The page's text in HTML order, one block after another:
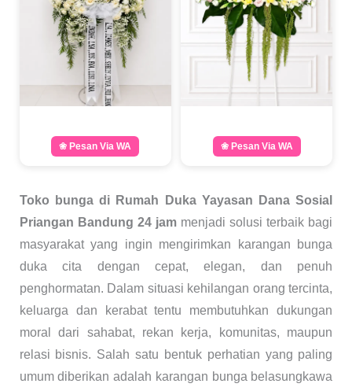
❀ Pesan Via WA ❀ Pesan Via WA
Toko bunga di Rumah Duka Yayasan Dana Sosial
Priangan Bandung 24 jammenjadi solusi terbaik bagi
masyarakat yang ingin mengirimkan karangan bunga
duka cita dengan cepat, elegan, dan penuh
penghormatan. Dalam situasi kehilangan orang tercinta,
keluarga dan kerabat tentu membutuhkan dukungan
moral dari sahabat, rekan kerja, komunitas, maupun
relasi bisnis. Salah satu bentuk perhatian yang paling
umum diberikan adalah karangan bunga belasungkawa